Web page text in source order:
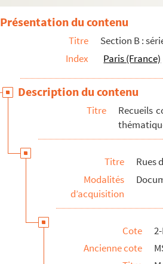
Présentation du contenu
Titre
Section B :
Index
Paris (France)
Description du contenu
Titre
Recueils
Titre
Rues
Modalités
d’acquisition
Cote
Ancienne cote